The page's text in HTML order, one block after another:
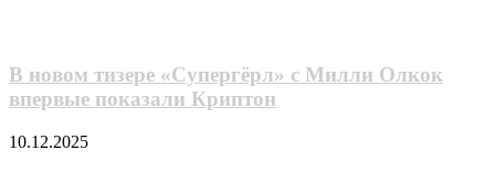
В новом тизере «Супергёрл» с Милли Олкок
впервые показали Криптон
10.12.2025